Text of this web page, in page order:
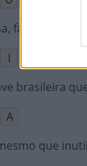
famoso
I
brasileira
A
que